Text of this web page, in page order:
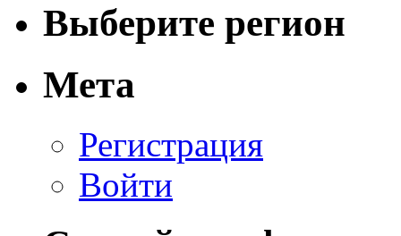
Выберите регион
Мета
Регистрация
Войти